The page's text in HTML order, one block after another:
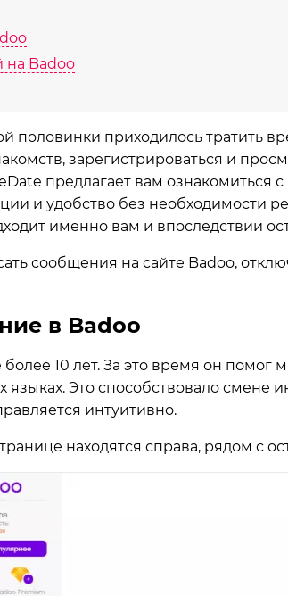
на Badoo
половинки приходилось тратить
зарегистрироваться и
предлагает вам ознакомиться
и удобство без необходимости
именно вам и впоследствии
сообщения на сайте Badoo,
в Badoo
более 10 лет. За это время он
языках. Это способствовало
интуитивно.
находятся справа, рядом с